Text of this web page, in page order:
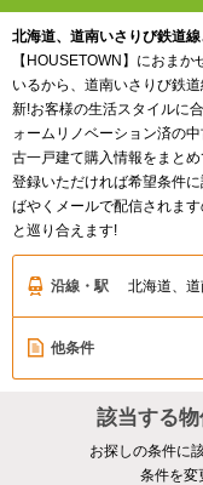
北海道、道南いさりび鉄道
【HOUSETOWN】におま
いるから、道南いさりび鉄
新!お客様の生活スタイルに
ォームリノベーション済の
古一戸建て購入情報をまと
登録いただければ希望条件
ばやくメールで配信されま
と巡り合えます!
沿線・駅 北海道、
他条件
該当する
お探しの条件に
条件を変